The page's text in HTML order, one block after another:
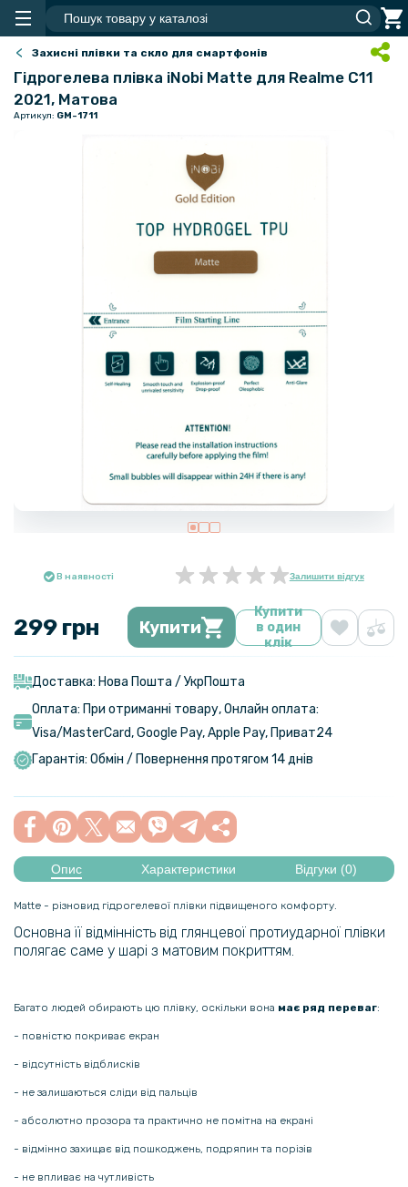
Захисні плівки та скло для смартфонів
Гідрогелева плівка iNobi Matte для Realme C11
2021, Матова
Артикул: GM-1711
В наявності Залишити відгук
299 грн Купити
Купити
в один
клік
Доставка: Нова Пошта / УкрПошта
Оплата: При отриманні товару, Онлайн оплата:
Visa/MasterСard, Google Pay, Apple Pay, Приват24
Гарантія: Обмін / Повернення протягом 14 днів
Опис Характеристики Відгуки (0)
Matte - різновид гідрогелевої плівки підвищеного комфорту.
Основна її відмінність від глянцевої протиударної плівки
полягає саме у шарі з матовим покриттям.
Багато людей обирають цю плівку, оскільки вона має ряд переваг:
- повністю покриває екран
- відсутність відблисків
- не залишаються сліди від пальців
- абсолютно прозора та практично не помітна на екрані
- відмінно захищає від пошкоджень, подряпин та порізів
- не впливає на чутливість